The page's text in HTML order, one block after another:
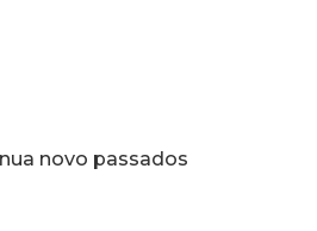
novo passados